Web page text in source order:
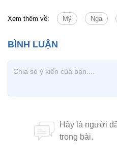
Xem thêm về: Mỹ Nga